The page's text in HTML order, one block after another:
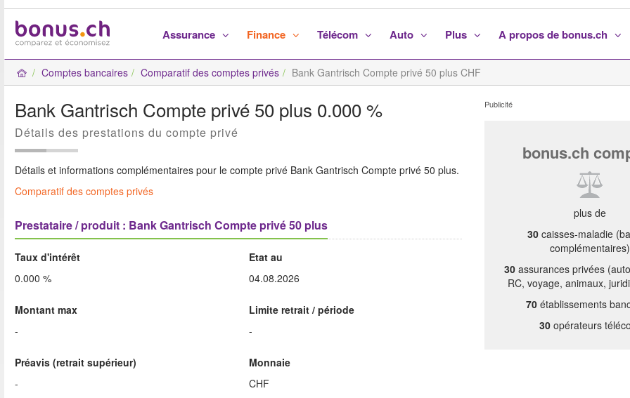
Assurance Finance Télécom Auto Plus A propos de bonus.ch
Comptes bancaires Comparatif des comptes privés Bank Gantrisch Compte privé 50 plus CHF
Bank Gantrisch Compte privé 50 plus 0.000 %
Détails des prestations du compte privé
Détails et informations complémentaires pour le compte privé Bank Gantrisch Compte privé 50 plus.
Comparatif des comptes privés
Prestataire / produit : Bank Gantrisch Compte privé 50 plus
Taux d'intérêt
0.000 %
Etat au
04.08.2026
Montant max
-
Limite retrait / période
-
Préavis (retrait supérieur)
-
Monnaie
CHF
Publicité
bonus.ch
plus de
30caisses-maladie
complémentaires)
30assurances privées
RC, voyage, animaux,
70 établissements
30 opérateurs